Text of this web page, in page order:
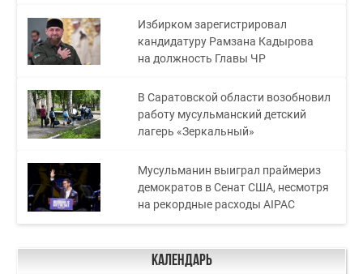
Избирком зарегистрировал
кандидатуру Рамзана Кадырова
на должность Главы ЧР
В Саратовской области возобновил
работу мусульманский детский
лагерь «Зеркальный»
Мусульманин выиграл праймериз
демократов в Сенат США, несмотря
на рекордные расходы AIPAC
Календарь